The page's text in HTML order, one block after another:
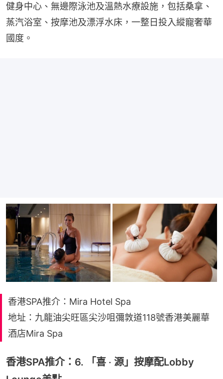
健身中心、無邊際泳池及溫熱水療設施，包括桑拿、
蒸汽浴室、按摩池及漂浮水床，一整日投入縱寵奢華
國度。
香港SPA推介：Mira Hotel Spa
地址：九龍油尖旺區尖沙咀彌敦道118號香港美麗華
酒店Mira Spa
香港SPA推介：6. 「喜 ‧ 源」按摩配Lobby